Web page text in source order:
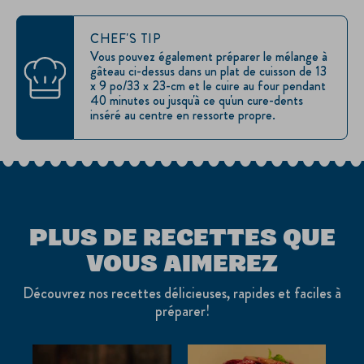
CHEF'S TIP
Vous pouvez également préparer le mélange à
gâteau ci-dessus dans un plat de cuisson de 13
x 9 po/33 x 23-cm et le cuire au four pendant
40 minutes ou jusqu'à ce qu'un cure-dents
inséré au centre en ressorte propre.
PLUS DE RECETTES QUE
VOUS AIMEREZ
Découvrez nos recettes délicieuses, rapides et faciles à
préparer!